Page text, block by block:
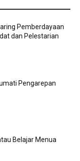
Pemberdayaan
dan Pelestarian
Pengarepan
Belajar Menua